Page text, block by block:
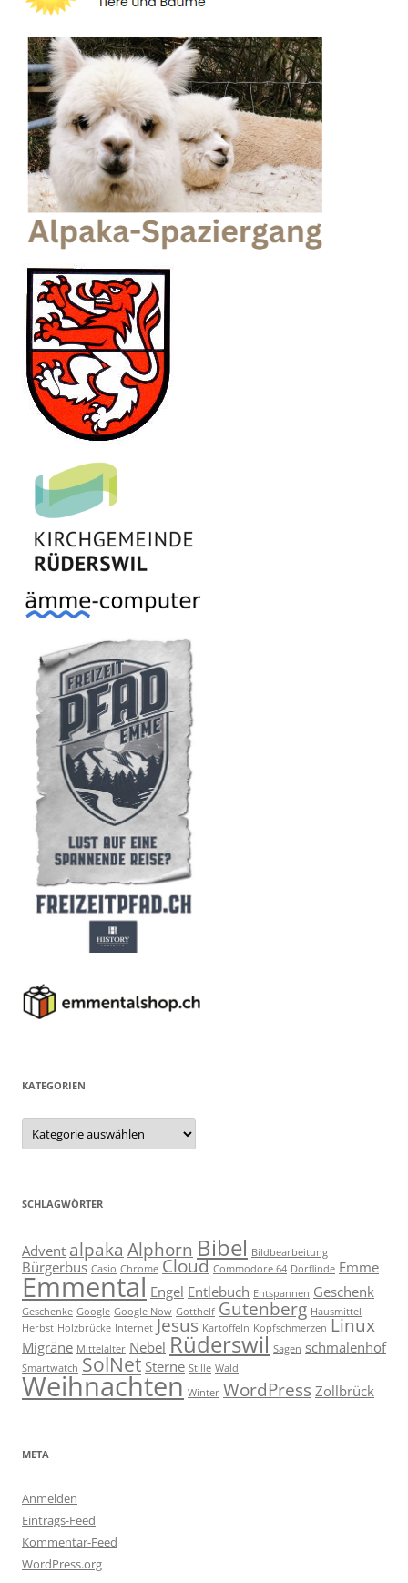
KATEGORIEN
Kategorien
SCHLAGWÖRTER
Advent alpaka Alphorn Bibel Bildbearbeitung
Bürgerbus Casio Chrome Cloud Commodore 64 Dorflinde Emme
Emmental Engel Entlebuch Entspannen Geschenk
Geschenke Google Google Now Gotthelf Gutenberg Hausmittel
Herbst Holzbrücke Internet Jesus Kartoffeln Kopfschmerzen Linux
Migräne Mittelalter Nebel Rüderswil Sagen schmalenhof
Smartwatch SolNet Sterne Stille Wald
Weihnachten Winter WordPress Zollbrück
META
Anmelden
Eintrags-Feed
Kommentar-Feed
WordPress.org